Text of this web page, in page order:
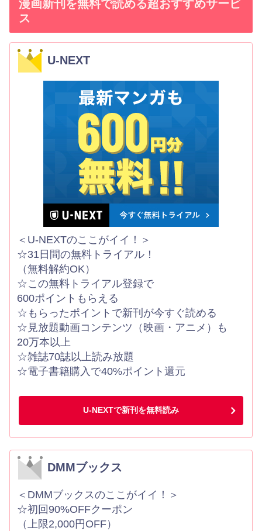
漫画新刊を無料で読める超おすすめサービ
ス
U-NEXT
＜U-NEXTのここがイイ！＞
☆31日間の無料トライアル！
（無料解約OK）
☆この無料トライアル登録で
600ポイントもらえる
☆もらったポイントで新刊が今すぐ読める
☆見放題動画コンテンツ（映画・アニメ）も
20万本以上
☆雑誌70誌以上読み放題
☆電子書籍購入で40%ポイント還元
U-NEXTで新刊を無料読み
DMMブックス
＜DMMブックスのここがイイ！＞
☆初回90%OFFクーポン
（上限2,000円OFF）